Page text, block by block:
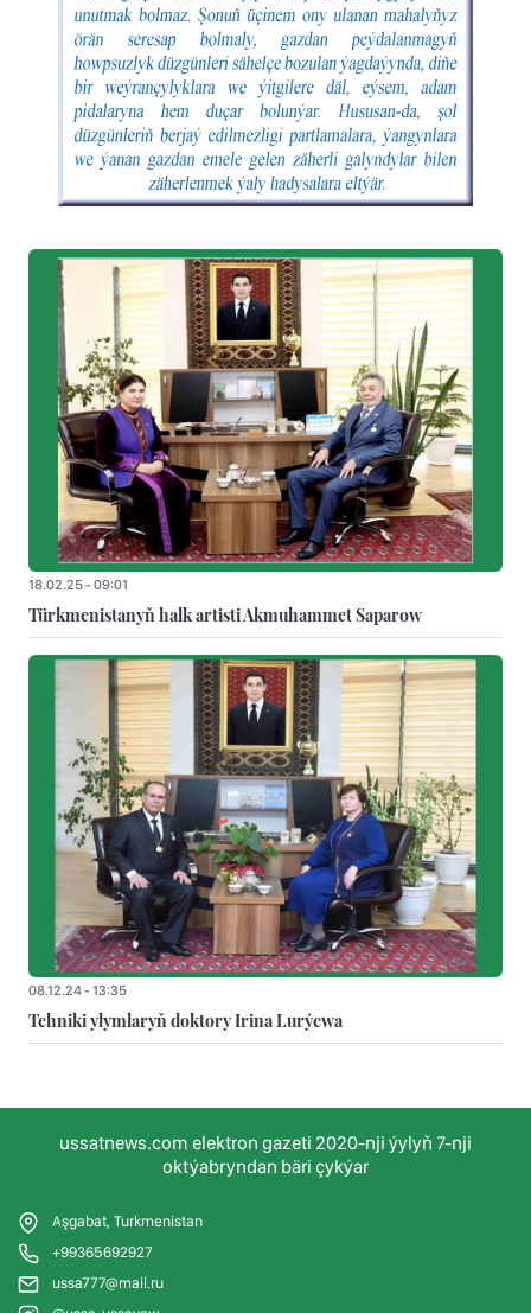
18.02.25 - 09:01
Türkmenistanyň halk artisti Akmuhammet Saparow
08.12.24 - 13:35
Tehniki ylymlaryň doktory Irina Lurýewa
ussatnews.com elektron gazeti 2020-nji ýylyň 7-nji
oktýabryndan bäri çykýar
Aşgabat, Turkmenistan
+99365692927
ussa777@mail.ru